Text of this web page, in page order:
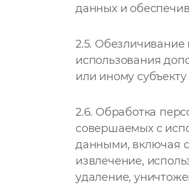
данных и
2.5. Обезличивание
использования
или иному
2.6. Обработка
совершаемых с
данными, включая
извлечение,
удаление,